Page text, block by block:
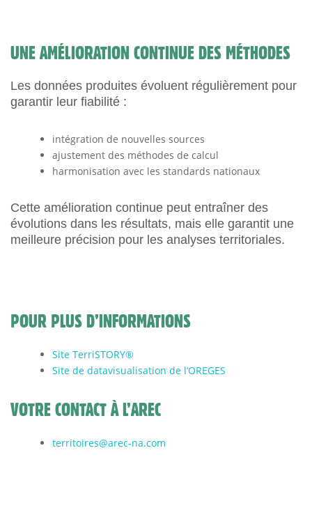
UNE AMÉLIORATION CONTINUE DES MÉTHODES
Les données produites évoluent régulièrement pour
garantir leur fiabilité :
intégration de nouvelles sources
ajustement des méthodes de calcul
harmonisation avec les standards nationaux
Cette amélioration continue peut entraîner des
évolutions dans les résultats, mais elle garantit une
meilleure précision pour les analyses territoriales.
POUR PLUS D’INFORMATIONS
Site TerriSTORY®
Site de datavisualisation de l’OREGES
VOTRE CONTACT À L’AREC
territoires@arec-na.com